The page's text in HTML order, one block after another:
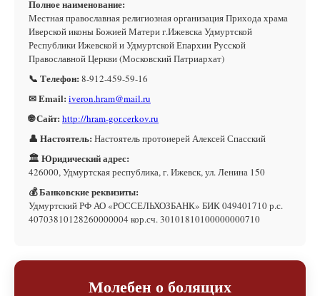
Полное наименование:
Местная православная религиозная организация Прихода храма
Иверской иконы Божией Матери г.Ижевска Удмуртской
Республики Ижевской и Удмуртской Епархии Русской
Православной Церкви (Московский Патриархат)
📞 Телефон: 8-912-459-59-16
✉ Email: iveron.hram@mail.ru
🌐 Сайт: http://hram-gor.cerkov.ru
👤 Настоятель: Настоятель протоиерей Алексей Спасский
🏛 Юридический адрес:
426000, Удмуртская республика, г. Ижевск, ул. Ленина 150
💰 Банковские реквизиты:
Удмуртский РФ АО «РОССЕЛЬХОЗБАНК» БИК 049401710 р.с.
40703810128260000004 кор.сч. 30101810100000000710
Молебен о болящих